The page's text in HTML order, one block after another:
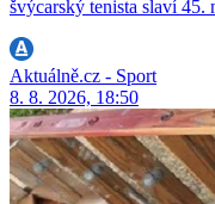
švýcarský tenista slaví 45.
Aktuálně.cz - Sport
8. 8. 2026, 18:50